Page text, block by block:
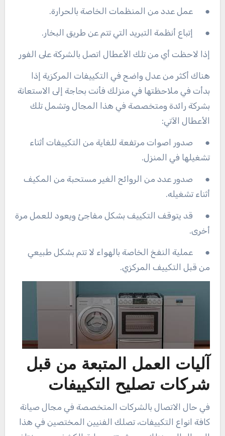
● عمل عدد من المنظمات الخاصة بالحرارة.
● إتباع أنظمة التبريد التي تتم عن طريق البخار.
إذا لاحظت أي من تلك الأعطال اتصل بالشركة على الفور
هناك أكثر من عدل واضح في التكييفات المركزية إذا
بدأت في ملاحظتها في منزلك فأنت بحاجة إلى الاستعانة
بشركة رائدة ومتخصصة في هذا المجال وتشمل تلك
الأعطال الآتي:
● صدور اصوات مرتفعة للغاية من التكييفات أثناء
تشغيلها في المنزل.
● صدور عدد من الروائح الغير مستحبة من المكيف
أثناء تشغيله.
● قد يتوقف التكييف بشكل مفاجئ ويعود للعمل مرة
أخرى.
● عملية النفخ الخاصة بالهواء لا تتم بشكل طبيعي
من قبل التكييف المركزي.
آليات العمل المتبعة من قبل
شركات تصليح التكييفات
في حال الاتصال بالشركات المتخصصة في مجال صيانة
كافة انواع التكييفات، تصلك الفنيين المختصين في هذا